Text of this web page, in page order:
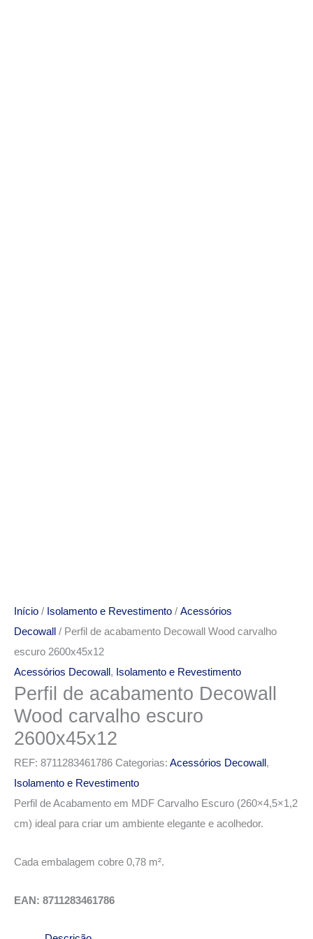
Início / Isolamento e Revestimento / Acessórios
Decowall
/ Perfil de acabamento Decowall Wood carvalho
escuro 2600x45x12
Acessórios Decowall , Isolamento e Revestimento
Perfil de acabamento Decowall
Wood carvalho escuro
2600x45x12
REF: 8711283461786 Categorias: Acessórios Decowall ,
Isolamento e Revestimento
Perfil de Acabamento em MDF Carvalho Escuro (260×4,5×1,2
cm) ideal para criar um ambiente elegante e acolhedor.
Cada embalagem cobre 0,78 m².
EAN: 8711283461786